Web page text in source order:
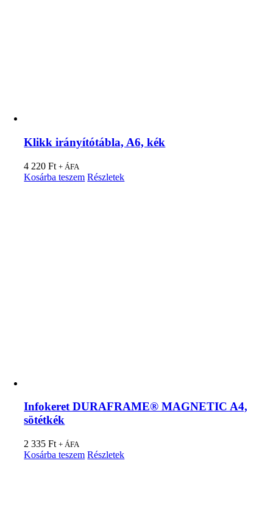
Klikk irányítótábla, A6, kék
4 220Ft + ÁFA
Kosárba teszem Részletek
Infokeret DURAFRAME® MAGNETIC A4,
sötétkék
2 335Ft + ÁFA
Kosárba teszem Részletek